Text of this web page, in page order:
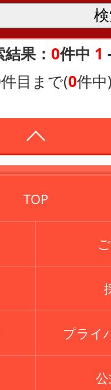
果： 0件中 1
目まで(0件中
TOP
プライ